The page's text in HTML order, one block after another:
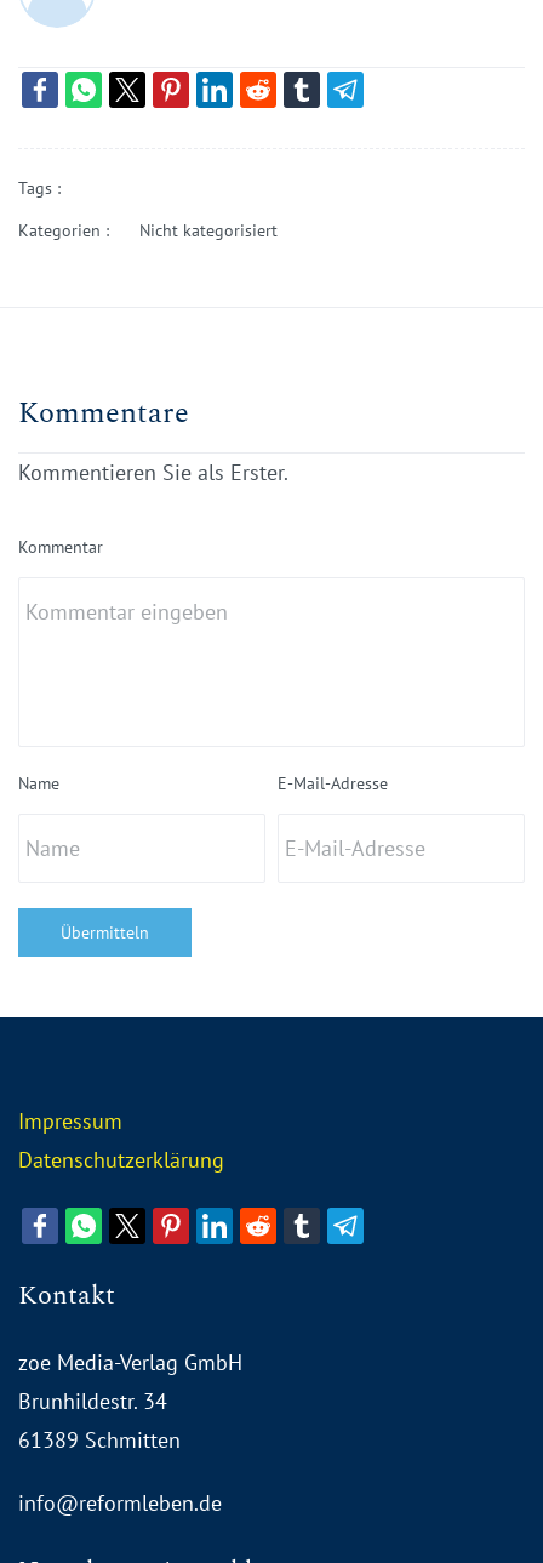
Tags :
Kategorien :
Nicht kategorisiert
Kommentare
Kommentieren Sie als Erster.
Kommentar
Name E-Mail-Adresse
Übermitteln
Impressum
Datenschutzerklärung
Kontakt
zoe Media-Verlag GmbH
Brunhildestr. 34
61389 Schmitten
info@reformleben.de